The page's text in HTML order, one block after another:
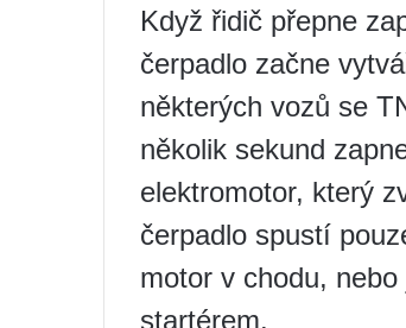
Když řidič přepne
čerpadlo začne
některých vozů se
několik sekund
elektromotor, který
čerpadlo spustí
motor v chodu,
startérem.